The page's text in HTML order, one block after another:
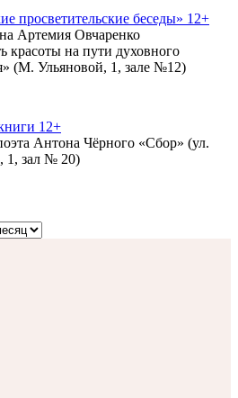
просветительские беседы» 12+
Артемия Овчаренко
красоты на пути духовного
(М. Ульяновой, 1, зале №12)
12+
Антона Чёрного «Сбор» (ул.
1, зал № 20)